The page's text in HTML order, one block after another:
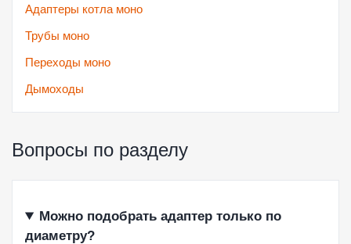
Адаптеры котла моно
Трубы моно
Переходы моно
Дымоходы
Вопросы по разделу
Можно подобрать адаптер только по
диаметру?